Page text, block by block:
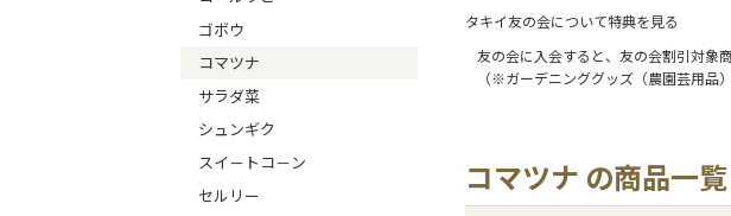
ゴボウ
コマツナ
サラダ菜
シュンギク
スイ－トコ－ン
セルリー
タキイ友の会について特典を見る
友の会に入会すると、友の会割引対象
（※ガーデニンググッズ（農園芸用品
コマツナ の商品一覧